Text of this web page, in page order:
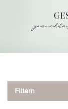
Filtern